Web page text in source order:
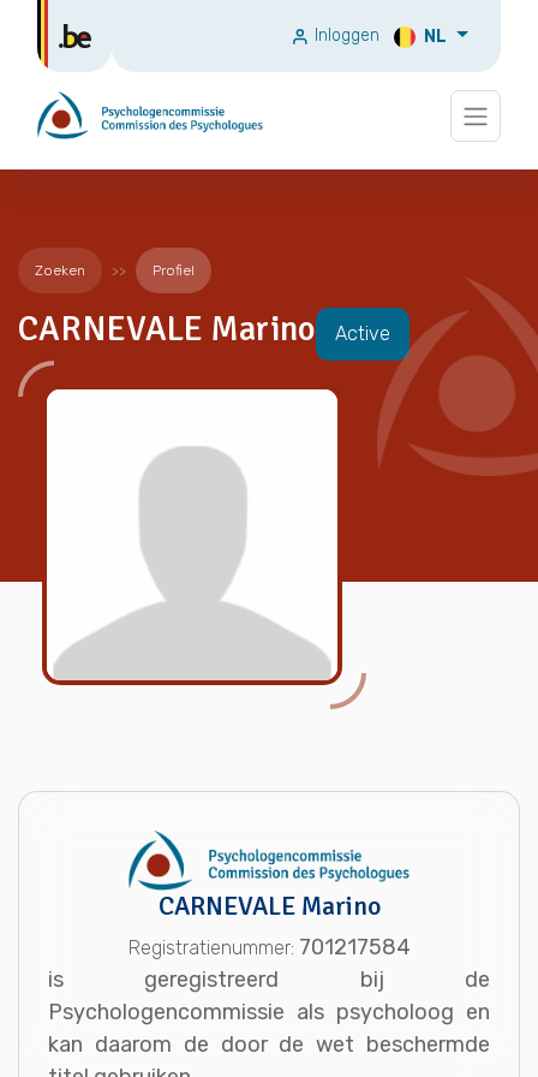
Inloggen NL
Zoeken Profiel
CARNEVALE Marino Active
CARNEVALE Marino
Registratienummer: 701217584
is geregistreerd bij de
Psychologencommissie als psycholoog en
kan daarom de door de wet beschermde